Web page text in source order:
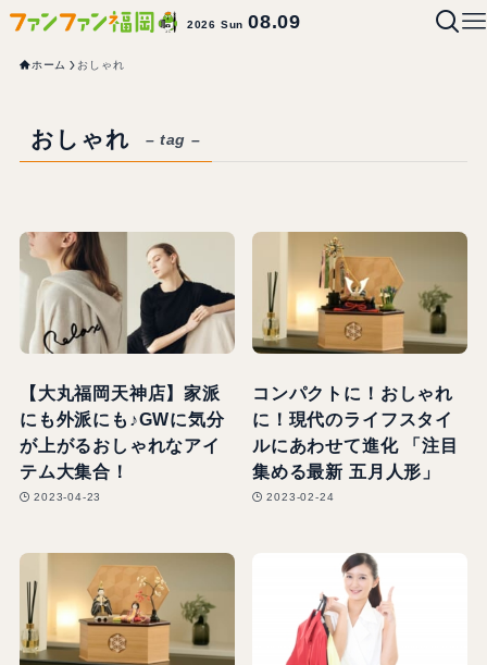
2026 Sun08.09
ホーム おしゃれ
おしゃれ – tag –
【大丸福岡天神店】家派
にも外派にも♪GWに気分
が上がるおしゃれなアイ
テム大集合！
2023-04-23
コンパクトに！おしゃれ
に！現代のライフスタイ
ルにあわせて進化 「注目
集める最新 五月人形」
2023-02-24